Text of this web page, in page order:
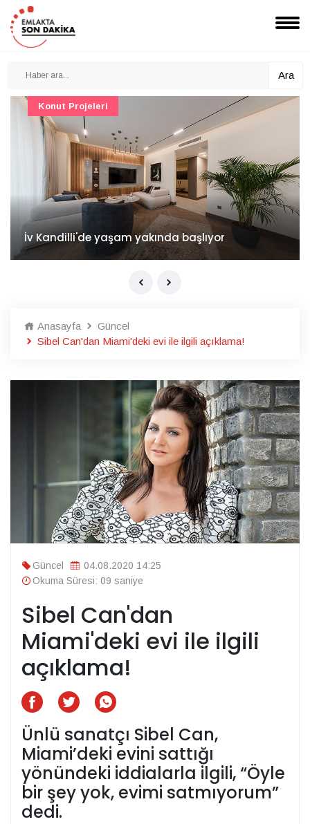
Ara
İv Kandilli'de yaşam yakında başlıyor
Konut Projeleri
Anasayfa
Güncel
Sibel Can'dan Miami'deki evi ile ilgili açıklama!
Güncel
04.08.2020 14:25
Okuma Süresi: 09 saniye
Sibel Can'dan
Miami'deki evi ile ilgili
açıklama!
Ünlü sanatçı Sibel Can,
Miami’deki evini sattığı
yönündeki iddialarla ilgili, “Öyle
bir şey yok, evimi satmıyorum”
dedi.